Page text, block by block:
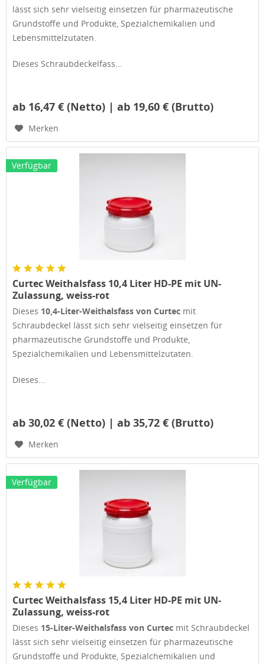
lässt sich sehr vielseitig einsetzen für pharmazeutische
Grundstoffe und Produkte, Spezialchemikalien und
Lebensmittelzutaten.
Dieses Schraubdeckelfass...
ab 16,47 € (Netto) | ab 19,60 € (Brutto)
Merken
Verfügbar
Curtec Weithalsfass 10,4 Liter HD-PE mit UN-
Zulassung, weiss-rot
Dieses 10,4-Liter-Weithalsfass von Curtec mit
Schraubdeckel lässt sich sehr vielseitig einsetzen für
pharmazeutische Grundstoffe und Produkte,
Spezialchemikalien und Lebensmittelzutaten.
Dieses...
ab 30,02 € (Netto) | ab 35,72 € (Brutto)
Merken
Verfügbar
Curtec Weithalsfass 15,4 Liter HD-PE mit UN-
Zulassung, weiss-rot
Dieses 15-Liter-Weithalsfass von Curtec mit Schraubdeckel
lässt sich sehr vielseitig einsetzen für pharmazeutische
Grundstoffe und Produkte, Spezialchemikalien und